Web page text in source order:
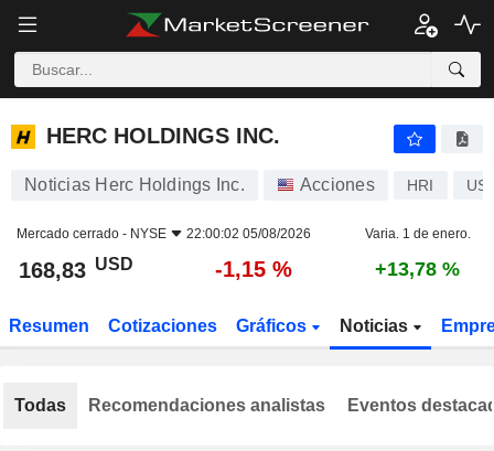
HERC HOLDINGS INC.
HERC HOLDINGS INC.
Noticias Herc Holdings Inc. Acciones HRI
Mercado cerrado - NYSE 22:00:02 05/08/2026 Varia. 1 de enero.
168,83 USD -1,15 % +13,78 %
Resumen Cotizaciones Gráficos Noticias
Todas Recomendaciones analistas Eventos